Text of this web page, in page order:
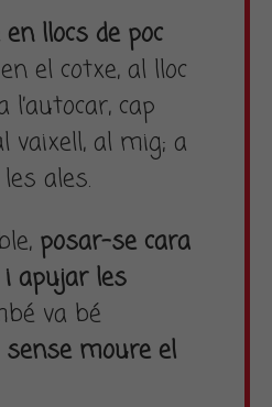
en llocs de poc
el cotxe, al lloc
l’autocar, cap
vaixell, al mig; a
ales.
posar-se cara
apujar les
va bé
moure el